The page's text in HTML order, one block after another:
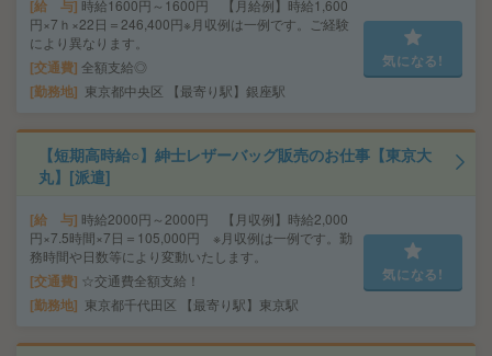
給 与 時給1600円～1600円 【月給例】時給1,600
円×7ｈ×22日＝246,400円※月収例は一例です。ご経験
により異なります。
交通費 全額支給◎
勤務地 東京都中央区 【最寄り駅】銀座駅
気になる!
【短期高時給○】紳士レザーバッグ販売のお仕事【東京大
丸】[派遣]
給 与 時給2000円～2000円 【月収例】時給2,000
円×7.5時間×7日＝105,000円 ※月収例は一例です。勤
務時間や日数等により変動いたします。
交通費 ☆交通費全額支給！
勤務地 東京都千代田区 【最寄り駅】東京駅
気になる!